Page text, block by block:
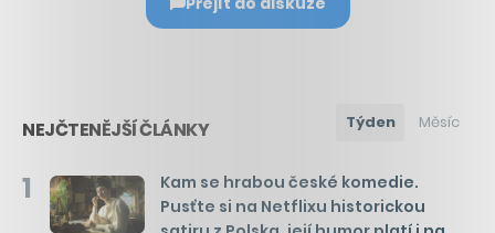
NEJČTENĚJŠÍ ČLÁNKY Týden Měsíc
1
Kam se hrabou české komedie.
Pusťte si na Netflixu historickou